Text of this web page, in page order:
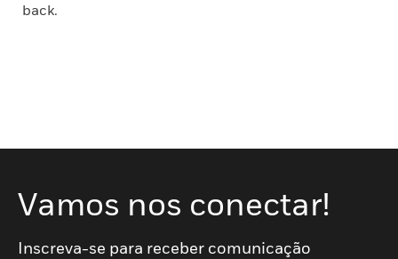
back.
Vamos nos conectar!
Inscreva-se para receber comunicação